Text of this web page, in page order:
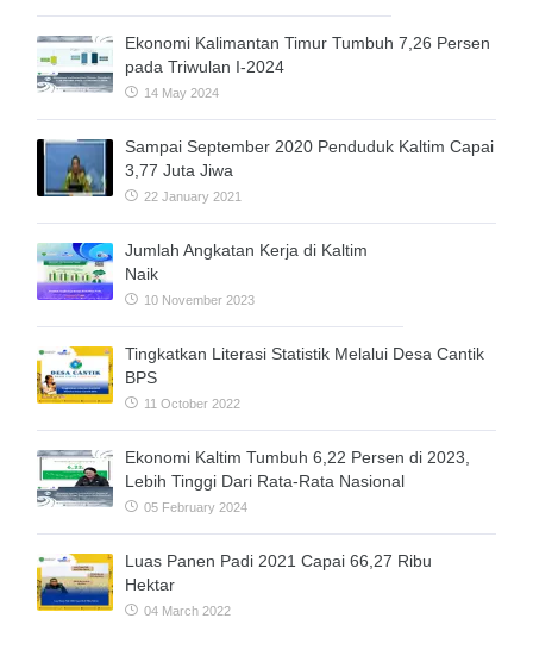
Ekonomi Kalimantan Timur Tumbuh 7,26 Persen
pada Triwulan I-2024
14 May 2024
Sampai September 2020 Penduduk Kaltim Capai
3,77 Juta Jiwa
22 January 2021
Jumlah Angkatan Kerja di Kaltim
Naik
10 November 2023
Tingkatkan Literasi Statistik Melalui Desa Cantik
BPS
11 October 2022
Ekonomi Kaltim Tumbuh 6,22 Persen di 2023,
Lebih Tinggi Dari Rata-Rata Nasional
05 February 2024
Luas Panen Padi 2021 Capai 66,27 Ribu
Hektar
04 March 2022